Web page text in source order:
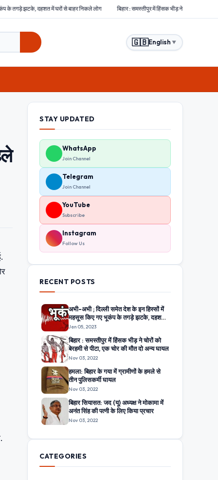
से बाहर निकले लोग बिहार : समस्तीपुर में हिंसक भीड़ ने चोरों को बेरहमी से पीटा, एक चोर की मौत
🇬🇧English ▼
STAY UPDATED
WhatsApp
Join Channel
Telegram
Join Channel
YouTube
Subscribe
Instagram
Follow Us
RECENT POSTS
अभी-अभी ; दिल्ली समेत देश के इन हिस्सों में
महसूस किए गए भूकंप के तगड़े झटके, दहशत
में घरों से बाहर निकले लोग
Jan 05, 2023
बिहार : समस्तीपुर में हिंसक भीड़ ने चोरों को
बेरहमी से पीटा, एक चोर की मौत दो अन्य घायल
Nov 03, 2022
हमला: बिहार के गया में ग्रामीणों के हमले से
तीन पुलिसकर्मी घायल
Nov 03, 2022
बिहार सियासत: जद (यू) अध्यक्ष ने मोकामा में
अनंत सिंह की पत्नी के लिए किया प्रचार
Nov 03, 2022
CATEGORIES